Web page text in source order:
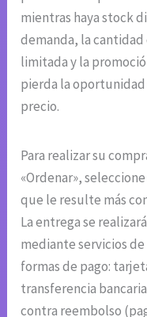
mientras haya stock
demanda, la
limitada y la
pierda la
precio.
Para realizar su
«Ordenar»,
que le resulte más
La entrega se
mediante servicios
formas de pago:
transferencia
contra reembolso